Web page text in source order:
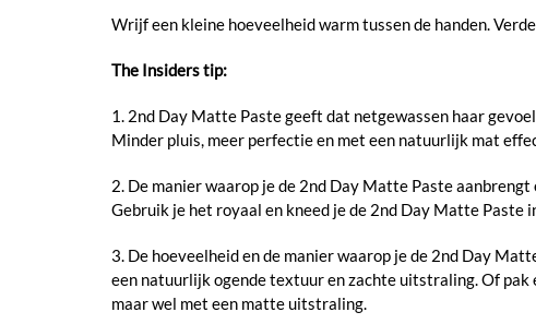
Wrijf een kleine hoeveelheid warm tussen de handen.
The Insiders tip:
1. 2nd Day Matte Paste geeft dat netgewassen haar
Minder pluis, meer perfectie en met een natuurlijk mat
2. De manier waarop je de 2nd Day Matte Paste
Gebruik je het royaal en kneed je de 2nd Day Matte
3. De hoeveelheid en de manier waarop je de 2nd Day
een natuurlijk ogende textuur en zachte uitstraling. Of pak
maar wel met een matte uitstraling.